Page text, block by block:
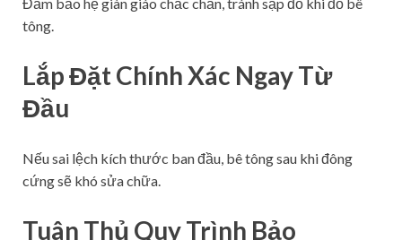
tông.
Lắp Đặt Chính Xác Ngay Từ
Đầu
Nếu sai lệch kích thước ban đầu, bê tông sau khi đông
cứng sẽ khó sửa chữa.
Tuân Thủ Quy Trình Bảo